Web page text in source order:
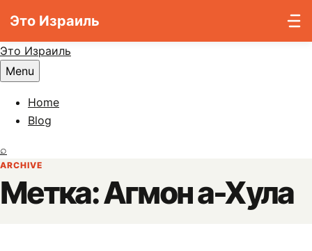
Это Израиль
Skip to content
Это Израиль
Menu
Home
Blog
⌕
ARCHIVE
Метка:Агмон а-Хула